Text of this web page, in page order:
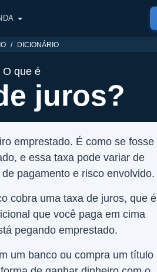
DICIONÁRIO
O que é
juros?
emprestado. É como se fosse
e essa taxa pode variar de
pagamento e risco envolvido.
cobra uma taxa de juros, que é
que você paga em cima
pegando emprestado.
um banco ou compra um título